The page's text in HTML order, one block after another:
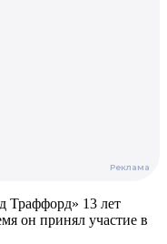
13 лет
он принял участие в